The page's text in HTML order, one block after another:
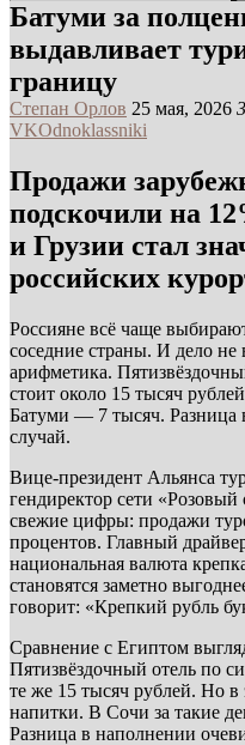
Батуми за
выдавливает
границу
Степан Орлов 25 мая, 2026 3
VKOdnoklassniki
Продажи
подскочили на
и Грузии стал
российских
Россияне всё чаще
соседние страны. И дело не
арифметика.
стоит около 15 тысяч
Батуми — 7 тысяч. Разница
случай.
Вице-президент Альянса
гендиректор сети
свежие цифры: продажи
процентов. Главный
национальная валюта
становятся заметно
говорит: «Крепкий рубль
Сравнение с Египтом
Пятизвёздочный отель по
те же 15 тысяч рублей. Но в
напитки. В Сочи за такие
Разница в наполнении